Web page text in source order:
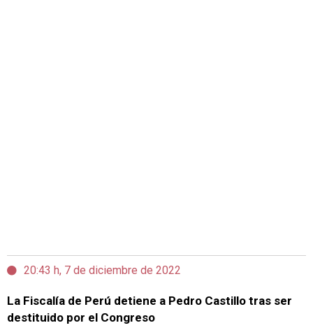
20:43 h, 7 de diciembre de 2022
La Fiscalía de Perú detiene a Pedro Castillo tras ser
destituido por el Congreso